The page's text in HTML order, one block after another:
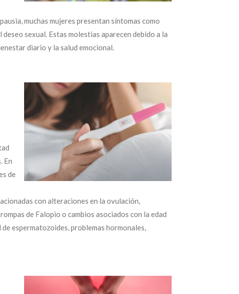
muchas mujeres presentan síntomas como
sexual. Estas molestias aparecen debido a la
diario y la salud emocional.
En
de
con alteraciones en la ovulación,
de Falopio o cambios asociados con la edad
espermatozoides, problemas hormonales,